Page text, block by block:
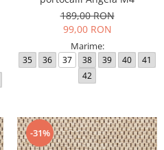
189,00 RON
99,00 RON
Marime:
35 36 37 38 39 40
41
42
-31%